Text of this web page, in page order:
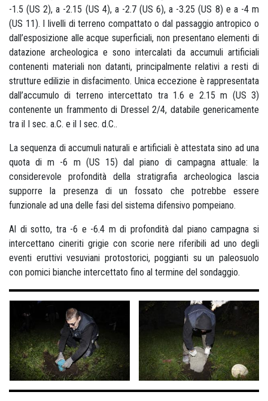
-1.5 (US 2), a -2.15 (US 4), a -2.7 (US 6), a -3.25 (US 8) e a -4 m
(US 11). I livelli di terreno compattato o dal passaggio antropico o
dall’esposizione alle acque superficiali, non presentano elementi di
datazione archeologica e sono intercalati da accumuli artificiali
contenenti materiali non datanti, principalmente relativi a resti di
strutture edilizie in disfacimento. Unica eccezione è rappresentata
dall’accumulo di terreno intercettato tra 1.6 e 2.15 m (US 3)
contenente un frammento di Dressel 2/4, databile genericamente
tra il I sec. a.C. e il I sec. d.C..
La sequenza di accumuli naturali e artificiali è attestata sino ad una
quota di m -6 m (US 15) dal piano di campagna attuale: la
considerevole profondità della stratigrafia archeologica lascia
supporre la presenza di un fossato che potrebbe essere
funzionale ad una delle fasi del sistema difensivo pompeiano.
Al di sotto, tra -6 e -6.4 m di profondità dal piano campagna si
intercettano cineriti grigie con scorie nere riferibili ad uno degli
eventi eruttivi vesuviani protostorici, poggianti su un paleosuolo
con pomici bianche intercettato fino al termine del sondaggio.